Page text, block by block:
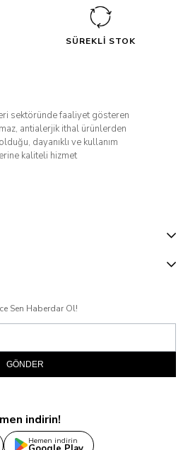
SÜREKLİ STOK
sektöründe faaliyet gösteren
antialerjik ithal ürünlerden
dayanıklı ve kullanım
kaliteli hizmet
Sen Haberdar Ol!
GÖNDER
indirin!
Hemen indirin